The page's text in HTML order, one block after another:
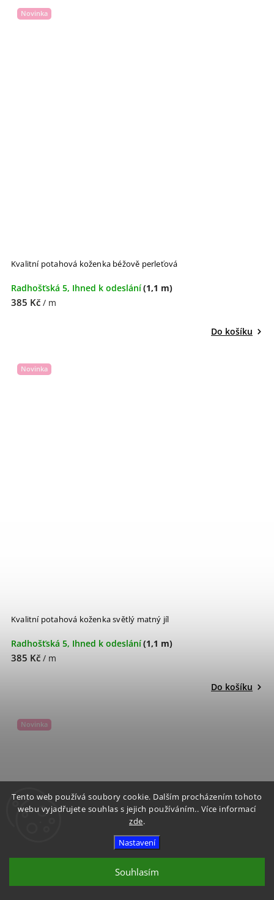
Tento web používá soubory cookie. Dalším procházením tohoto
webu vyjadřujete souhlas s jejich používáním.. Více informací
zde.
Nastavení
Souhlasím
Novinka
Kvalitní potahová koženka béžově perleťová
Radhošťská 5, Ihned k odeslání(1,1 m)
385 Kč / m
Do košíku
Novinka
Kvalitní potahová koženka světlý matný jíl
Radhošťská 5, Ihned k odeslání(1,1 m)
385 Kč / m
Do košíku
Novinka